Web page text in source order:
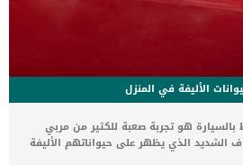
الأليفة في المنزل
هو تجربة صعبة للكثير من مربي
الشديد الذي يظهر على حيواناتهم الأليفة